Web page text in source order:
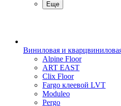
Еще
Виниловая и
Alpine Floor
ART EAST
Clix Floor
Fargo клеевой LVT
Moduleo
Pergo